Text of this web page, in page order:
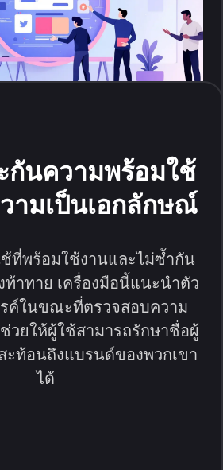
กันความพร้อมใช้
ามเป็นเอกลักษณ์
ที่พร้อมใช้งานและไม่ซ้ำกัน
ท้าทาย เครื่องมือนี้แนะนำตัว
รค์ในขณะที่ตรวจสอบความ
วยให้ผู้ใช้สามารถรักษาชื่อผู้
ะท้อนถึงแบรนด์ของพวกเขา
ได้